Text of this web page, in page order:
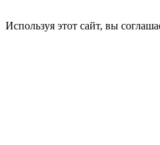
Используя этот сайт, вы